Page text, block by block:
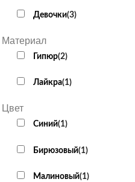
Девочки(3)
Материал
Гипюр(2)
Лайкра(1)
Цвет
Cиний(1)
Бирюзовый(1)
Малиновый(1)